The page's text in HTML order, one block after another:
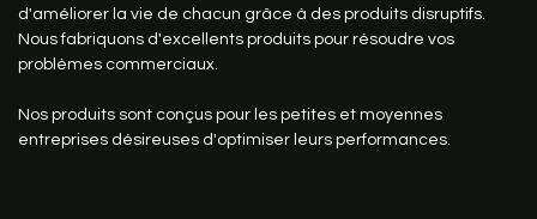
d'améliorer la vie de chacun grâce à des produits disruptifs.
Nous fabriquons d'excellents produits pour résoudre vos
problèmes commerciaux.
Nos produits sont conçus pour les petites et moyennes
entreprises désireuses d'optimiser leurs performances.